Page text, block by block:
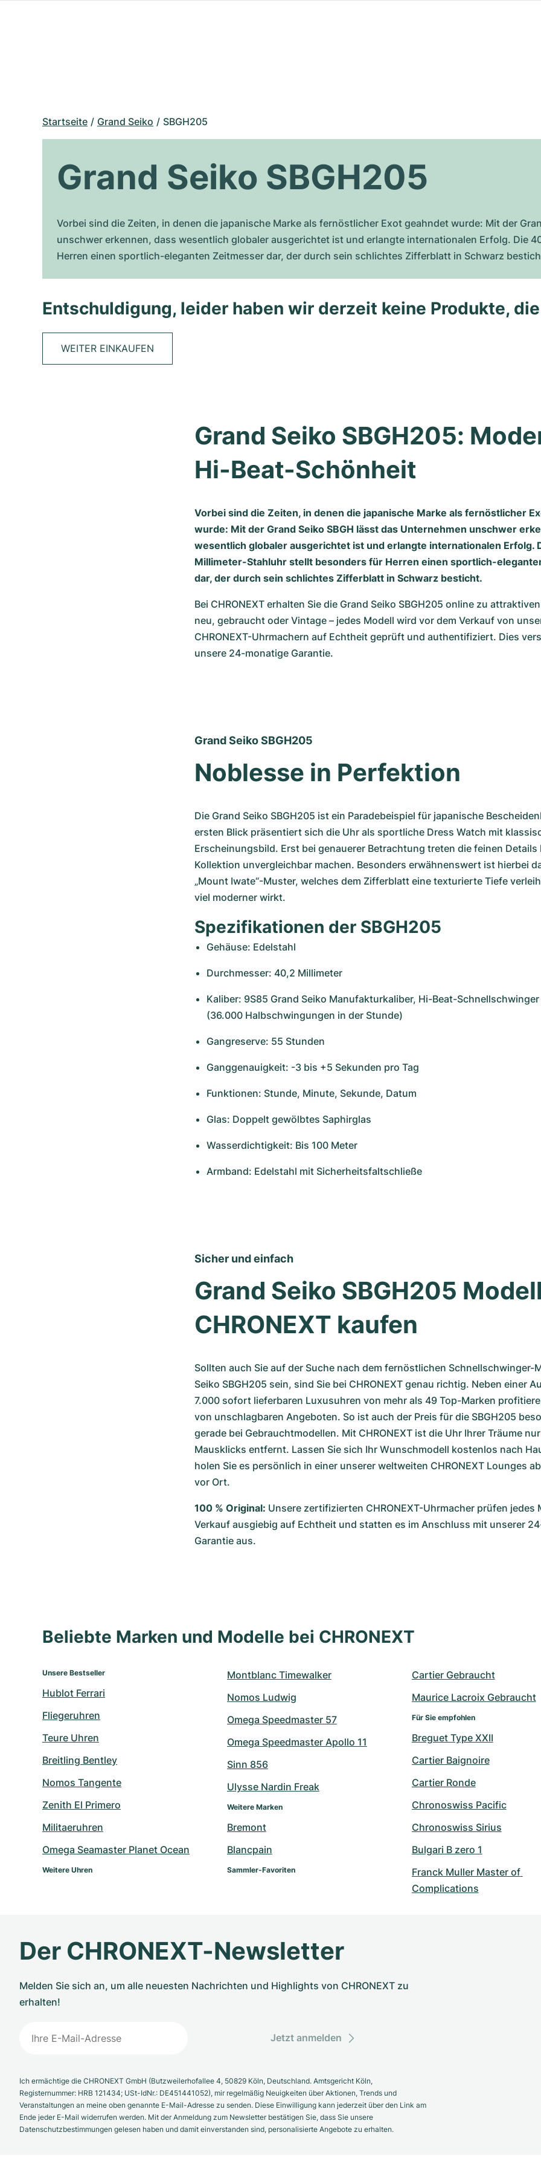
Startseite Grand Seiko SBGH205
Grand Seiko SBGH205
Vorbei sind die Zeiten, in denen die japanische Marke als fernöstlicher Exot geahndet wurde: Mit der
unschwer erkennen, dass wesentlich globaler ausgerichtet ist und erlangte internationalen Erfolg. Die
Herren einen sportlich-eleganten Zeitmesser dar, der durch sein schlichtes Zifferblatt in Schwarz
Entschuldigung, leider haben wir derzeit keine Produkte,
WEITER EINKAUFEN
Grand Seiko SBGH205:
Hi-Beat-Schönheit
Vorbei sind die Zeiten, in denen die japanische Marke als fernöstlicher
wurde: Mit der Grand Seiko SBGH lässt das Unternehmen unschwer
wesentlich globaler ausgerichtet ist und erlangte internationalen Erfolg.
Millimeter-Stahluhr stellt besonders für Herren einen sportlich-
dar, der durch sein schlichtes Zifferblatt in Schwarz besticht.
Bei CHRONEXT erhalten Sie die Grand Seiko SBGH205 online zu
neu, gebraucht oder Vintage – jedes Modell wird vor dem Verkauf von
CHRONEXT-Uhrmachern auf Echtheit geprüft und authentifiziert. Dies
unsere 24-monatige Garantie.
Grand Seiko SBGH205
Noblesse in Perfektion
Die Grand Seiko SBGH205 ist ein Paradebeispiel für japanische
ersten Blick präsentiert sich die Uhr als sportliche Dress Watch mit
Erscheinungsbild. Erst bei genauerer Betrachtung treten die feinen Details
Kollektion unvergleichbar machen. Besonders erwähnenswert ist hierbei
„Mount Iwate“-Muster, welches dem Zifferblatt eine texturierte Tiefe
viel moderner wirkt.
Spezifikationen der SBGH205
Gehäuse: Edelstahl
Durchmesser: 40,2 Millimeter
Kaliber: 9S85 Grand Seiko Manufakturkaliber, Hi-Beat-
(36.000 Halbschwingungen in der Stunde)
Gangreserve: 55 Stunden
Ganggenauigkeit: -3 bis +5 Sekunden pro Tag
Funktionen: Stunde, Minute, Sekunde, Datum
Glas: Doppelt gewölbtes Saphirglas
Wasserdichtigkeit: Bis 100 Meter
Armband: Edelstahl mit Sicherheitsfaltschließe
Sicher und einfach
Grand Seiko SBGH205
CHRONEXT kaufen
Sollten auch Sie auf der Suche nach dem fernöstlichen Schnellschwinger-
Seiko SBGH205 sein, sind Sie bei CHRONEXT genau richtig. Neben einer
7.000 sofort lieferbaren Luxusuhren von mehr als 49 Top-Marken
von unschlagbaren Angeboten. So ist auch der Preis für die SBGH205
gerade bei Gebrauchtmodellen. Mit CHRONEXT ist die Uhr Ihrer Träume
Mausklicks entfernt. Lassen Sie sich Ihr Wunschmodell kostenlos nach
holen Sie es persönlich in einer unserer weltweiten CHRONEXT Lounges
vor Ort.
100 % Original: Unsere zertifizierten CHRONEXT-Uhrmacher prüfen jedes
Verkauf ausgiebig auf Echtheit und statten es im Anschluss mit unserer
Garantie aus.
Beliebte Marken und Modelle bei CHRONEXT
Unsere Bestseller
Hublot Ferrari
Fliegeruhren
Teure Uhren
Breitling Bentley
Nomos Tangente
Zenith El Primero
Militaeruhren
Omega Seamaster Planet Ocean
Weitere Uhren
Montblanc Timewalker
Nomos Ludwig
Omega Speedmaster 57
Omega Speedmaster Apollo 11
Sinn 856
Ulysse Nardin Freak
Weitere Marken
Bremont
Blancpain
Sammler-Favoriten
Cartier Gebraucht
Maurice Lacroix Gebraucht
Für Sie empfohlen
Breguet Type XXII
Cartier Baignoire
Cartier Ronde
Chronoswiss Pacific
Chronoswiss Sirius
Bulgari B zero 1
Franck Muller Master of
Complications
Der CHRONEXT-Newsletter
Melden Sie sich an, um alle neuesten Nachrichten und Highlights von CHRONEXT zu
erhalten!
Jetzt anmelden
Ich ermächtige die CHRONEXT GmbH (Butzweilerhofallee 4, 50829 Köln, Deutschland. Amtsgericht Köln,
Registernummer: HRB 121434; USt-IdNr.: DE451441052), mir regelmäßig Neuigkeiten über Aktionen, Trends und
Veranstaltungen an meine oben genannte E-Mail-Adresse zu senden. Diese Einwilligung kann jederzeit über den Link am
Ende jeder E-Mail widerrufen werden. Mit der Anmeldung zum Newsletter bestätigen Sie, dass Sie unsere
Datenschutzbestimmungen gelesen haben und damit einverstanden sind, personalisierte Angebote zu erhalten.